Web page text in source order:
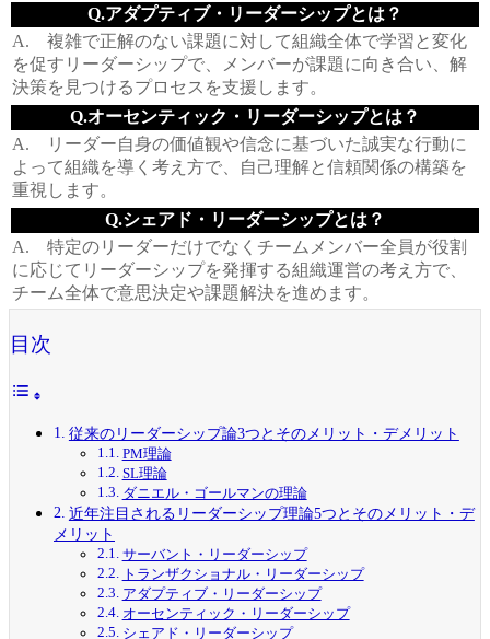
Q.アダプティブ・リーダーシップとは？
A. 複雑で正解のない課題に対して組織全体で学習と変化
を促すリーダーシップで、メンバーが課題に向き合い、解
決策を見つけるプロセスを支援します。
Q.オーセンティック・リーダーシップとは？
A. リーダー自身の価値観や信念に基づいた誠実な行動に
よって組織を導く考え方で、自己理解と信頼関係の構築を
重視します。
Q.シェアド・リーダーシップとは？
A. 特定のリーダーだけでなくチームメンバー全員が役割
に応じてリーダーシップを発揮する組織運営の考え方で、
チーム全体で意思決定や課題解決を進めます。
目次
従来のリーダーシップ論3つとそのメリット・デメリット
PM理論
SL理論
ダニエル・ゴールマンの理論
近年注目されるリーダーシップ理論5つとそのメリット・デ
メリット
サーバント・リーダーシップ
トランザクショナル・リーダーシップ
アダプティブ・リーダーシップ
オーセンティック・リーダーシップ
シェアド・リーダーシップ